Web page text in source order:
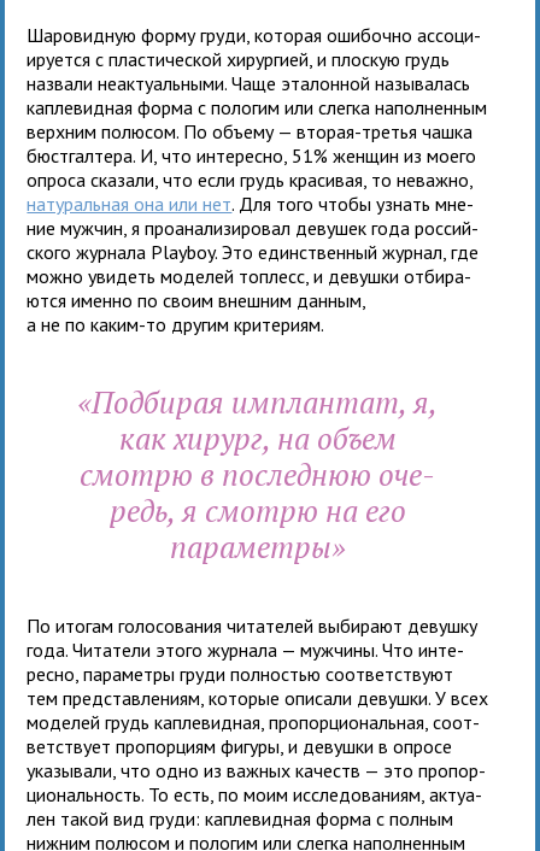
Шаровидную форму груди, кото­рая оши­бочно ассо­ци­
и­ру­ется с пла­сти­че­ской хирур­гией, и плос­кую грудь
назвали неак­ту­аль­ными. Чаще эта­лон­ной назы­ва­лась
капле­вид­ная форма с поло­гим или слегка напол­нен­ным
верх­ним полю­сом. По объ­ему — вто­рая-тре­тья чашка
бюст­гал­тера. И, что инте­ресно, 51% жен­щин из моего
опроса ска­зали, что если грудь кра­си­вая, то неважно,
нату­раль­ная она или нет. Для того чтобы узнать мне­
ние муж­чин, я про­ана­ли­зи­ро­вал деву­шек года рос­сий­
ского жур­нала Playboy. Это един­ствен­ный жур­нал, где
можно уви­деть моде­лей топлесс, и девушки отби­ра­
ются именно по своим внеш­ним дан­ным,
а не по каким-то дру­гим кри­те­риям.
«Подбирая имплан­тат, я,
как хирург, на объем
смотрю в послед­нюю оче­
редь, я смотрю на его
пара­метры»
По ито­гам голо­со­ва­ния чита­те­лей выби­рают девушку
года. Читатели этого жур­нала — муж­чины. Что инте­
ресно, пара­метры груди пол­но­стью соот­вет­ствуют
тем пред­став­ле­ниям, кото­рые опи­сали девушки. У всех
моде­лей грудь капле­вид­ная, про­пор­цио­наль­ная, соот­
вет­ствует про­пор­циям фигуры, и девушки в опросе
ука­зы­вали, что одно из важ­ных качеств — это про­пор­
цио­наль­ность. То есть, по моим иссле­до­ва­ниям, актуа­
лен такой вид груди: капле­вид­ная форма с пол­ным
ниж­ним полю­сом и поло­гим или слегка напол­нен­ным